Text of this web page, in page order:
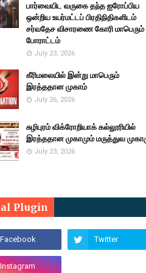
பார்வையிட வருகை தந்த ஐரோப்பிய
ஒன்றிய உயர்மட்டப் பிரதிநிதிகளிடம்
சர்வதேச விசாரணை கோரி மாபெரும்
போராட்டம்
July 23, 2026
கீரிமலையில் இன்று மாபெரும்
இரத்ததான முகாம்
July 26, 2026
சுழிபுரம் விக்ரோறியாக் கல்லூரியில்
இரத்ததான முகாமும் மருத்துவ
July 23, 2026
Plugin